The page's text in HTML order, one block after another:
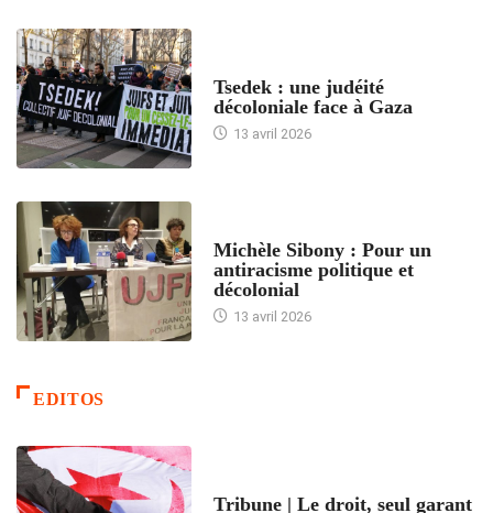
Tsedek : une judéité
décoloniale face à Gaza
13 avril 2026
Michèle Sibony : Pour un
antiracisme politique et
décolonial
13 avril 2026
EDITOS
Tribune | Le droit, seul garant